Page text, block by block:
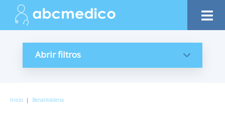
Abrir filtros
Inicio | Benalmádena